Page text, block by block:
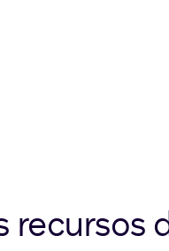
recursos